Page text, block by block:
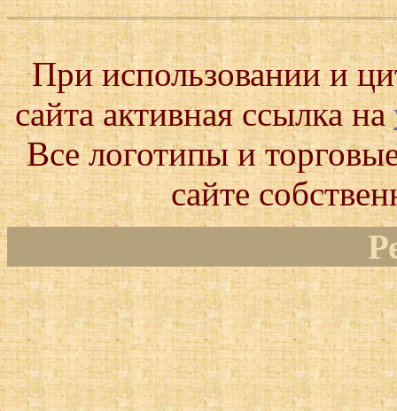
При использовании и
сайта активная ссылка на
Все логотипы и
сайте